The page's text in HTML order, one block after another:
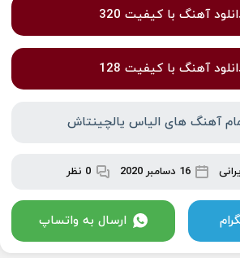
آهنگ با کیفیت 320
آهنگ با کیفیت 128
آهنگ های الیاس یالچینتاش
16 دسامبر 2020 0 نظر
ارسال به واتساپ